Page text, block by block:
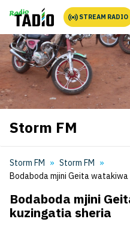
STREAM RADIO
Storm FM
Storm FM
Storm FM
Bodaboda mjini Geita
Bodaboda mjini
kuzingatia sheria